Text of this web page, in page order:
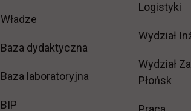
Władze
Baza dydaktyczna
Baza laboratoryjna
BIP link otwiera się w nowej karcie
Logistyki
Wydział
Wydział
Płońsk
link